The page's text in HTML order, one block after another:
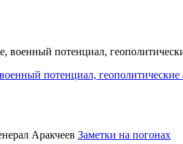
потенциал,
Заметки на погонах